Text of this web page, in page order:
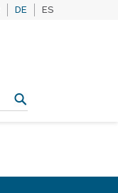
DE ES